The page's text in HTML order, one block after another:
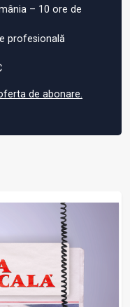
– 10 ore de
profesională
de abonare.